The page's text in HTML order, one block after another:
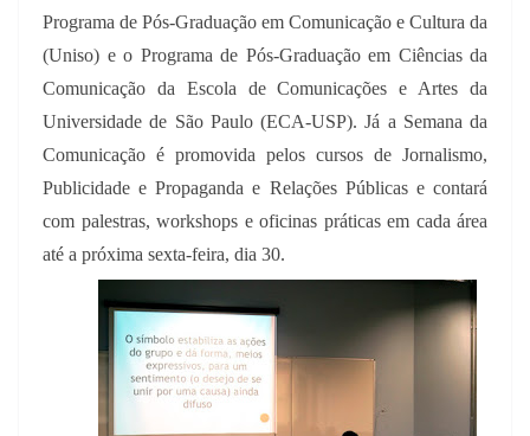
Programa de Pós-Graduação em Comunicação e Cultura da
(Uniso) e o Programa de Pós-Graduação em Ciências da
Comunicação da Escola de Comunicações e Artes da
Universidade de São Paulo (ECA-USP). Já a Semana da
Comunicação é promovida pelos cursos de Jornalismo,
Publicidade e Propaganda e Relações Públicas e contará
com palestras, workshops e oficinas práticas em cada área
até a próxima sexta-feira, dia 30.